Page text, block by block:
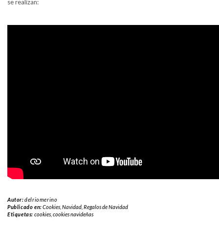
se realizan:
Autor:delriomerino
Publicado en:Cookies ,Navidad ,Regalos de Navidad
Etiquetas: cookies, cookies navideñas